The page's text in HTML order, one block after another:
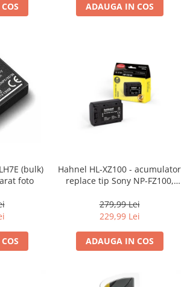
de actiune
video
/ Steady
camere video
ADAUGA IN COS
(bulk)
foto
Hahnel HL-XZ100 - acumulator
replace tip Sony NP-FZ100,
279,99 Lei
229,99 Lei
ADAUGA IN COS